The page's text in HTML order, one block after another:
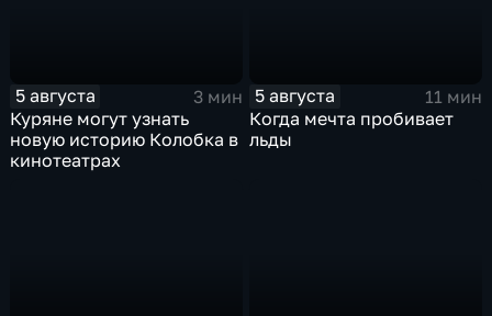
5 августа
3 мин
Куряне могут узнать
новую историю Колобка в
кинотеатрах
5 августа
11 мин
Когда мечта пробивает
льды